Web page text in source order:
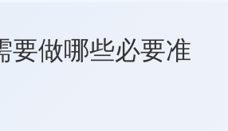
要做哪些必要准